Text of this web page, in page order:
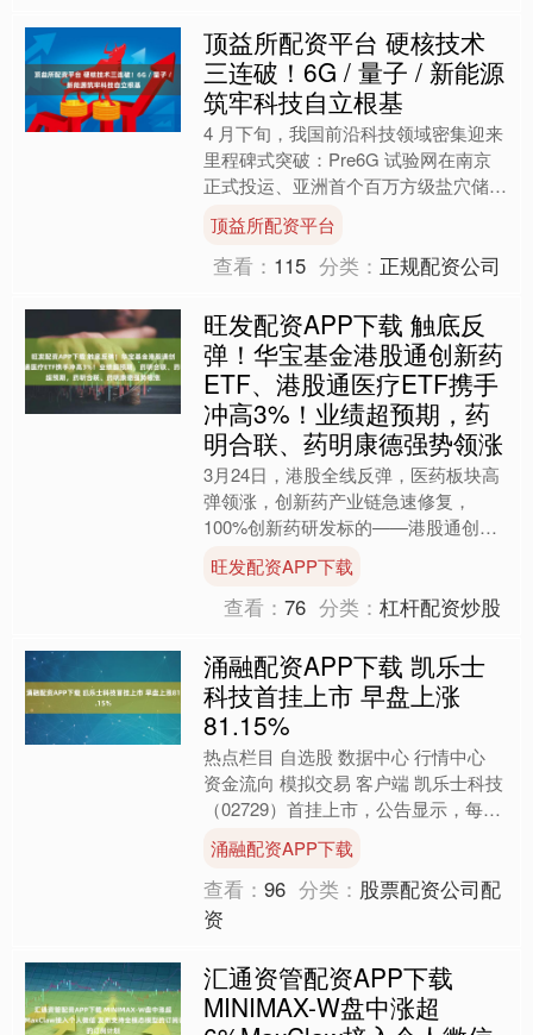
顶益所配资平台 硬核技术
三连破！6G / 量子 / 新能源
筑牢科技自立根基
4 月下旬，我国前沿科技领域密集迎来
里程碑式突破：Pre6G 试验网在南京
正式投运、亚洲首个百万方级盐穴储氢
工程落地河南、量子计算实现千比特算
力规模化服务，三大....
顶益所配资平台
查看： 115 分类： 正规配资公司
旺发配资APP下载 触底反
弹！华宝基金港股通创新药
ETF、港股通医疗ETF携手
冲高3%！业绩超预期，药
明合联、药明康德强势领涨
3月24日，港股全线反弹，医药板块高
弹领涨，创新药产业链急速修复，
100%创新药研发标的——港股通创新
药ETF（520880）、高CXO含量的港
股通医疗ETF华....
旺发配资APP下载
查看：76 分类：杠杆配资炒股
涌融配资APP下载 凯乐士
科技首挂上市 早盘上涨
81.15%
热点栏目 自选股 数据中心 行情中心
资金流向 模拟交易 客户端 凯乐士科技
（02729）首挂上市，公告显示，每股
定价16.66港元，共发行3679.8万股股
份....
涌融配资APP下载
查看：96 分类： 股票配资公司配
资
汇通资管配资APP下载
MINIMAX-W盘中涨超